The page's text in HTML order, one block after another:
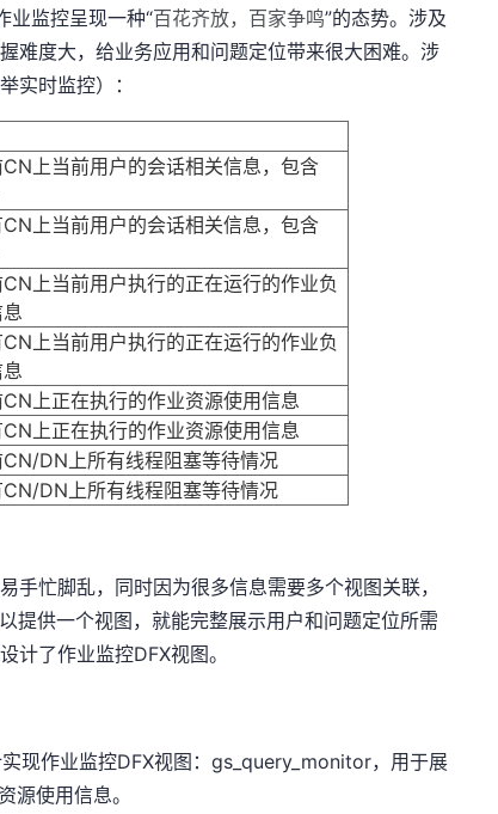
业监控呈现一种“百花齐放，百家争鸣”的态势。涉及
难度大，给业务应用和问题定位带来很大困难。涉
实时监控）：
上当前用户的会话相关信息，包含
上当前用户的会话相关信息，包含
上当前用户执行的正在运行的作业负
上当前用户执行的正在运行的作业负
上正在执行的作业资源使用信息
上正在执行的作业资源使用信息
DN上所有线程阻塞等待情况
DN上所有线程阻塞等待情况
忙脚乱，同时因为很多信息需要多个视图关联，
提供一个视图，就能完整展示用户和问题定位所需
计了作业监控DFX视图。
现作业监控DFX视图：gs_query_monitor，用于展
源使用信息。